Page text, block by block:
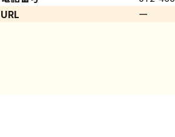
URL
ー